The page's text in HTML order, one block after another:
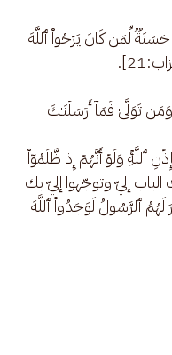
لِّمَن كَانَ یَرۡجُوا۟ ٱللَّهَ
تَوَلَّىٰ فَمَاۤ أَرۡسَلۡنَـٰكَ
ٱللَّهِۚ وَلَوۡ أَنَّهُمۡ إِذ ظَّلَمُوۤا۟
إليّ وتوجّهوا إليّ بك
ٱلرَّسُولُ لَوَجَدُوا۟ ٱللَّهَ